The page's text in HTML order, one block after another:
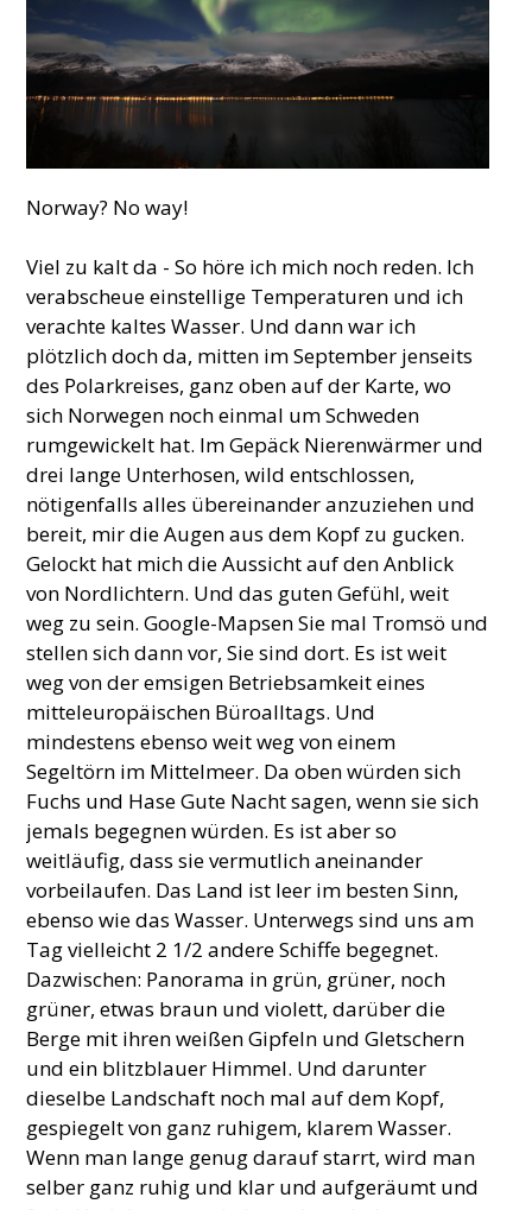
Norway? No way!
Viel zu kalt da - So höre ich mich noch reden. Ich
verabscheue einstellige Temperaturen und ich
verachte kaltes Wasser. Und dann war ich
plötzlich doch da, mitten im September jenseits
des Polarkreises, ganz oben auf der Karte, wo
sich Norwegen noch einmal um Schweden
rumgewickelt hat. Im Gepäck Nierenwärmer und
drei lange Unterhosen, wild entschlossen,
nötigenfalls alles übereinander anzuziehen und
bereit, mir die Augen aus dem Kopf zu gucken.
Gelockt hat mich die Aussicht auf den Anblick
von Nordlichtern. Und das guten Gefühl, weit
weg zu sein. Google-Mapsen Sie mal Tromsö und
stellen sich dann vor, Sie sind dort. Es ist weit
weg von der emsigen Betriebsamkeit eines
mitteleuropäischen Büroalltags. Und
mindestens ebenso weit weg von einem
Segeltörn im Mittelmeer. Da oben würden sich
Fuchs und Hase Gute Nacht sagen, wenn sie sich
jemals begegnen würden. Es ist aber so
weitläufig, dass sie vermutlich aneinander
vorbeilaufen. Das Land ist leer im besten Sinn,
ebenso wie das Wasser. Unterwegs sind uns am
Tag vielleicht 2 1/2 andere Schiffe begegnet.
Dazwischen: Panorama in grün, grüner, noch
grüner, etwas braun und violett, darüber die
Berge mit ihren weißen Gipfeln und Gletschern
und ein blitzblauer Himmel. Und darunter
dieselbe Landschaft noch mal auf dem Kopf,
gespiegelt von ganz ruhigem, klarem Wasser.
Wenn man lange genug darauf starrt, wird man
selber ganz ruhig und klar und aufgeräumt und